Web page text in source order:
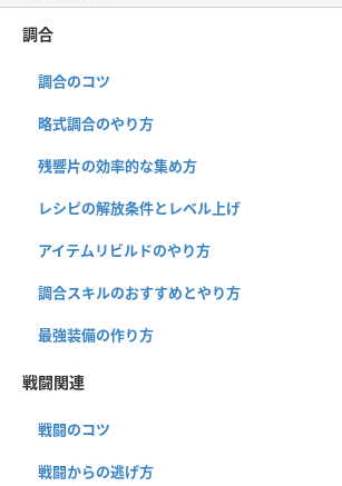
調合
調合のコツ
略式調合のやり方
残響片の効率的な集め方
レシピの解放条件とレベル上げ
アイテムリビルドのやり方
調合スキルのおすすめとやり方
最強装備の作り方
戦闘関連
戦闘のコツ
戦闘からの逃げ方